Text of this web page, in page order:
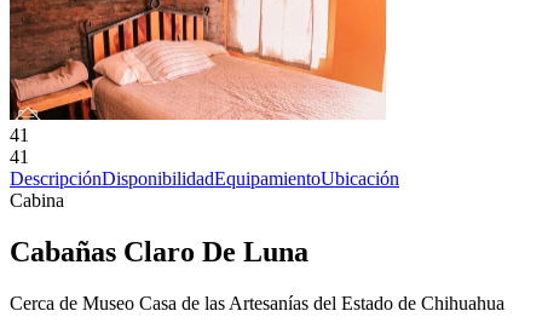
41
41
DescripciónDisponibilidadEquipamientoUbicación
Cabina
Cabañas Claro De Luna
Cerca de Museo Casa de las Artesanías del Estado de Chihuahua